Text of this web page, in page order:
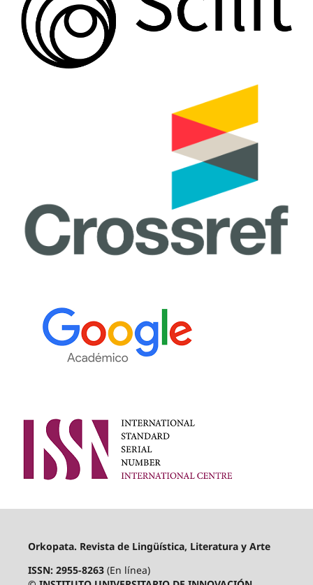
Orkopata. Revista de Lingüística, Literatura y Arte
ISSN: 2955-8263 (En línea)